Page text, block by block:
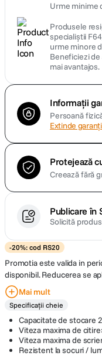
Urme minime
Produsele
specialiștii
urme minore
Beneficiezi
mai avantajos.
Informații
Persoană
Extinde
Protejează
Creează fără
Publicare în
Solicită
-20%: cod RS20
Promotia este valida in
disponibil. Reducerea se
cu cod RS20
discountRS20
comenzii. Acest cod ofera
produselor eligibile.
uri sau vouchere.
promotia in orice moment,
Mai mult
Specificații cheie
Capacitate de stocare
Viteza maxima de
Viteza maxima de
Rezistent la socuri /